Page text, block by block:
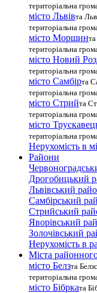
територіальна
місто Львівта
територіальна
місто Моршин
територіальна
місто Новий
територіальна
місто Самбірта
територіальна
місто Стрийта
територіальна
місто
територіальна
Нерухомість в
Райони
Дрогобицький
Львівський
Самбірський
Стрийський
Яворівський
Золочівський
Нерухомість в
Міста
місто Белзта
територіальна
місто Бібрката